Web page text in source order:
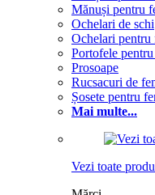
Mănuși pentru
Ochelari de schi
Ochelari pentru
Portofele
Prosoape
Rucsacuri de
Șosete pentru
Mai multe...
Vezi toate